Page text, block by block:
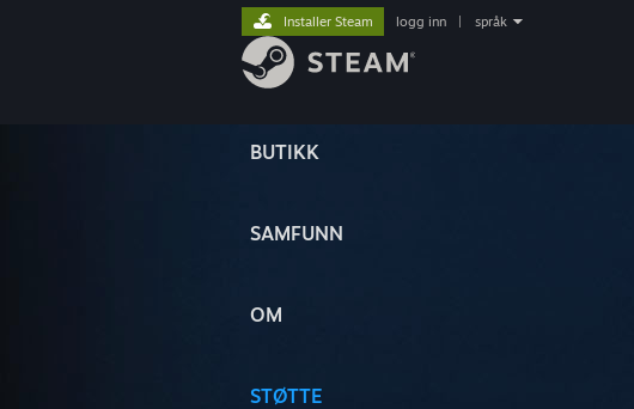
BUTIKK
SAMFUNN
OM
STØTTE
Installer Steam logg inn språk